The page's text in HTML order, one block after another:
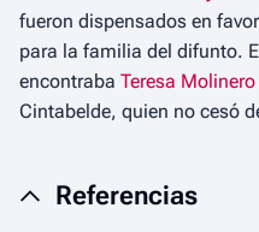
fueron dispensados en
para la familia del difunto.
encontraba Teresa
Cintabelde, quien no cesó
Referencias